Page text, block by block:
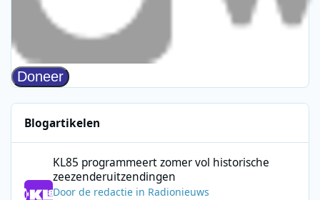
Blogartikelen
KL85 programmeert zomer vol historische
zeezenderuitzendingen
Doorde redactie in Radionieuws